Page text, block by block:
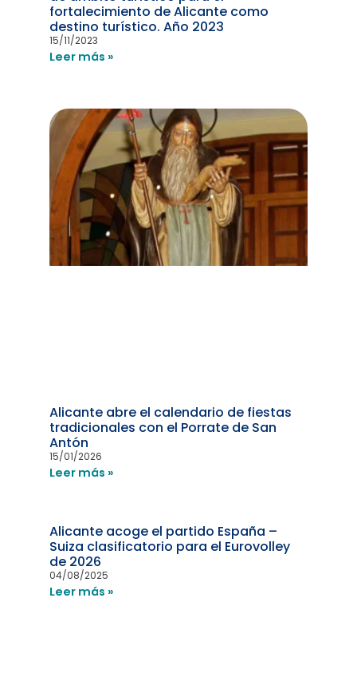
fortalecimiento de Alicante como
destino turístico. Año 2023
15/11/2023
Leer más »
Alicante abre el calendario de fiestas
tradicionales con el Porrate de San
Antón
15/01/2026
Leer más »
Alicante acoge el partido España –
Suiza clasificatorio para el Eurovolley
de 2026
04/08/2025
Leer más »